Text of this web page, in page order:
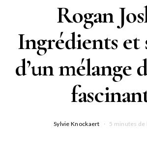
Rogan
Ingrédients et
d’un mélange
Sylvie Knockaert 5 minutes